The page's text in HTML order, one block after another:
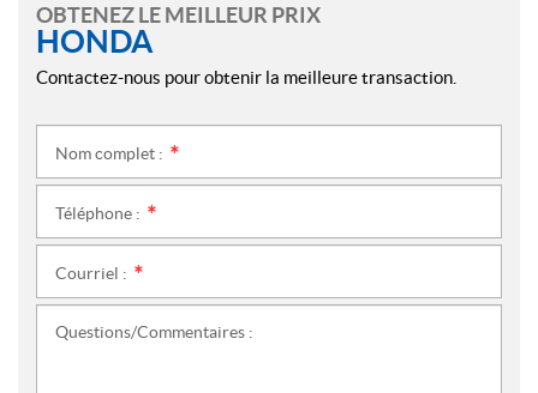
OBTENEZ LE MEILLEUR PRIX
HONDA
Contactez-nous pour obtenir la meilleure transaction.
Nom complet :
Téléphone :
Courriel :
Questions/Commentaires :